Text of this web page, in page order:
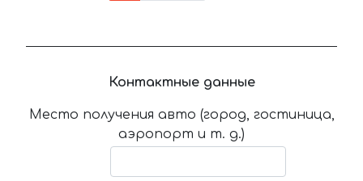
Контактные данные
Место получения авто (город, гостиница,
аэропорт и т. д.)